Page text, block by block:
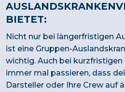
BIETET:
Nicht nur bei längerfristigen
ist eine Gruppen-
wichtig. Auch bei kurzfristigen
immer mal passieren, dass
Darsteller oder Ihre Crew auf